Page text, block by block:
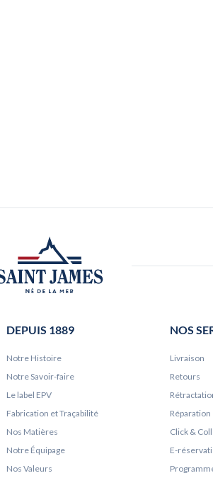
DEPUIS 1889
Notre Histoire
Notre Savoir-faire
Le label EPV
Fabrication et Traçabilité
Nos Matières
Notre Équipage
Nos Valeurs
NOS
Livraison
Retours
Réparation
Click &
E-